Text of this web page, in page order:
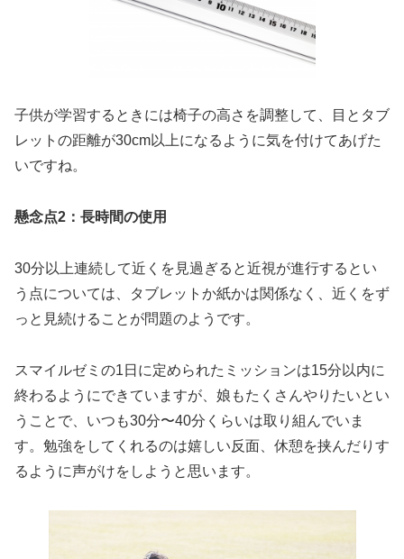
子供が学習するときには椅子の高さを調整して、目とタブ
レットの距離が30cm以上になるように気を付けてあげた
いですね。
懸念点2：長時間の使用
30分以上連続して近くを見過ぎると近視が進行するとい
う点については、タブレットか紙かは関係なく、近くをず
っと見続けることが問題のようです。
スマイルゼミの1日に定められたミッションは15分以内に
終わるようにできていますが、娘もたくさんやりたいとい
うことで、いつも30分〜40分くらいは取り組んでいま
す。勉強をしてくれるのは嬉しい反面、休憩を挟んだりす
るように声がけをしようと思います。